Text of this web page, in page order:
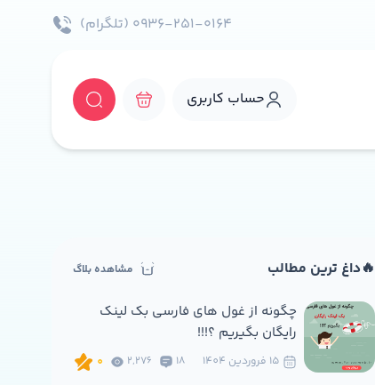
۰۹۳۶-۲۵۱-۰۱۶۴ (تلگرام)
حساب کاربری
🔥داغ ترین مطالب مشاهده بلاگ
چگونه از غول های فارسی بک لینک
رایگان بگیریم ؟!!!
18
2,276
0